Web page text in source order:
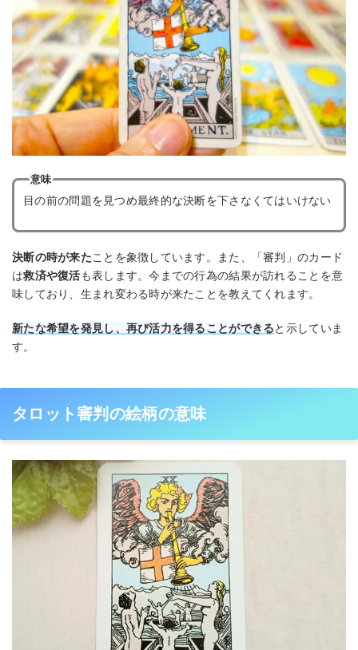
意味
目の前の問題を見つめ最終的な決断を下さなくてはいけない
決断の時が来たことを象徴しています。また、「審判」のカード
は救済や復活も表します。今までの行為の結果が訪れることを意
味しており、生まれ変わる時が来たことを教えてくれます。
新たな希望を発見し、再び活力を得ることができると示していま
す。
タロット審判の絵柄の意味